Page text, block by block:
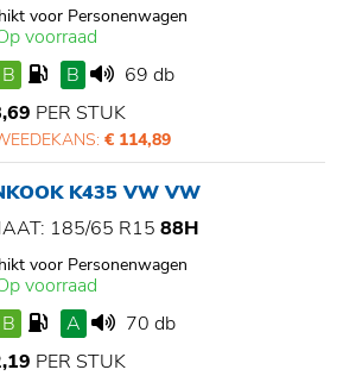
voor Personenwagen
voorraad
B
B
69 db
PER STUK
€ 114,89
K435 VW VW
185/65 R15 88H
voor Personenwagen
voorraad
B
A
70 db
PER STUK